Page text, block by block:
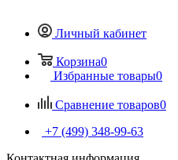
Личный кабинет
Корзина0
Избранные товары0
Сравнение товаров0
+7 (499) 348-99-63